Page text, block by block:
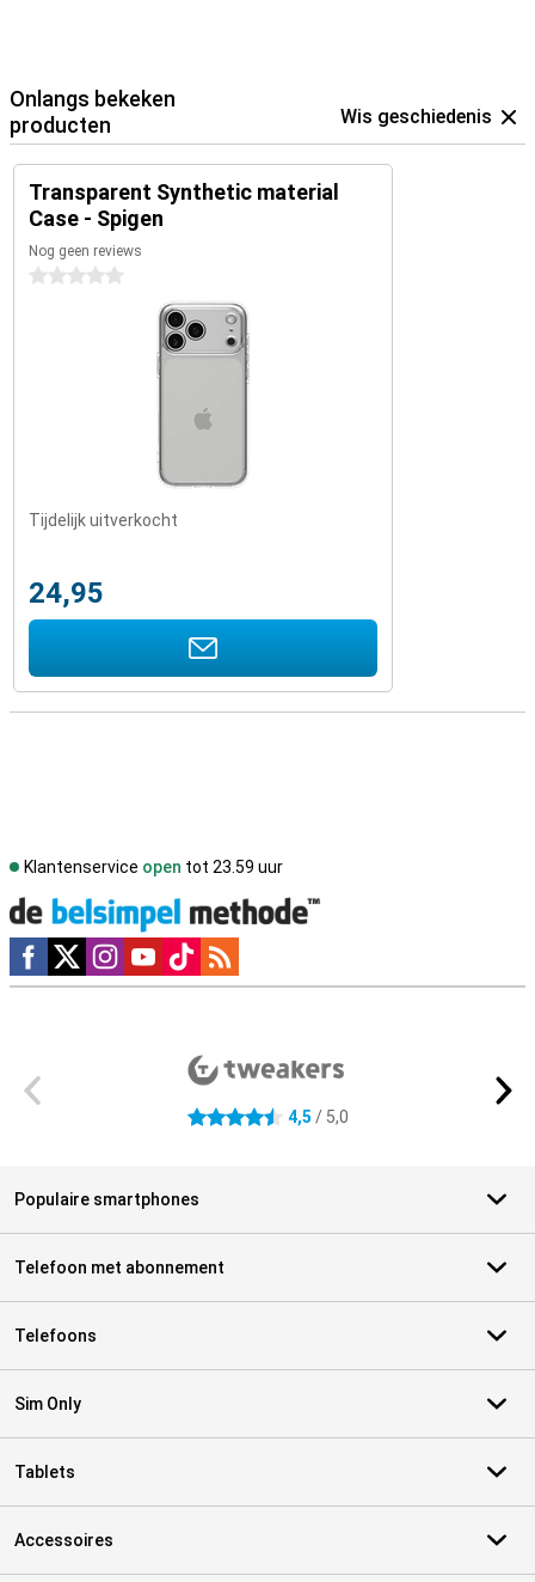
Onlangs bekeken
producten
Wis geschiedenis
Transparent Synthetic material
Case - Spigen
Nog geen reviews
0 sterren
Tijdelijk uitverkocht
24,95
Klantenservice open tot 23.59 uur
Social media
4.5 sterren 4,5 / 5,0
Populaire smartphones
Telefoon met abonnement
Telefoons
Sim Only
Tablets
Accessoires